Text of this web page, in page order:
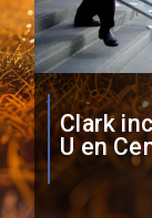
Colo